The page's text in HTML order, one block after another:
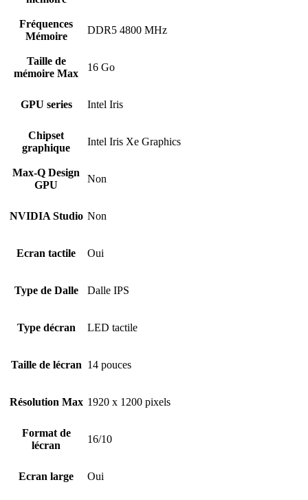
Fréquences
Mémoire
DDR5 4800 MHz
Taille de
mémoire Max
16 Go
GPU series Intel Iris
Chipset
graphique
Intel Iris Xe Graphics
Max-Q Design
GPU
Non
NVIDIA Studio Non
Ecran tactile Oui
Type de Dalle Dalle IPS
Type décran LED tactile
Taille de lécran 14 pouces
Résolution Max 1920 x 1200 pixels
Format de
lécran
16/10
Ecran large Oui